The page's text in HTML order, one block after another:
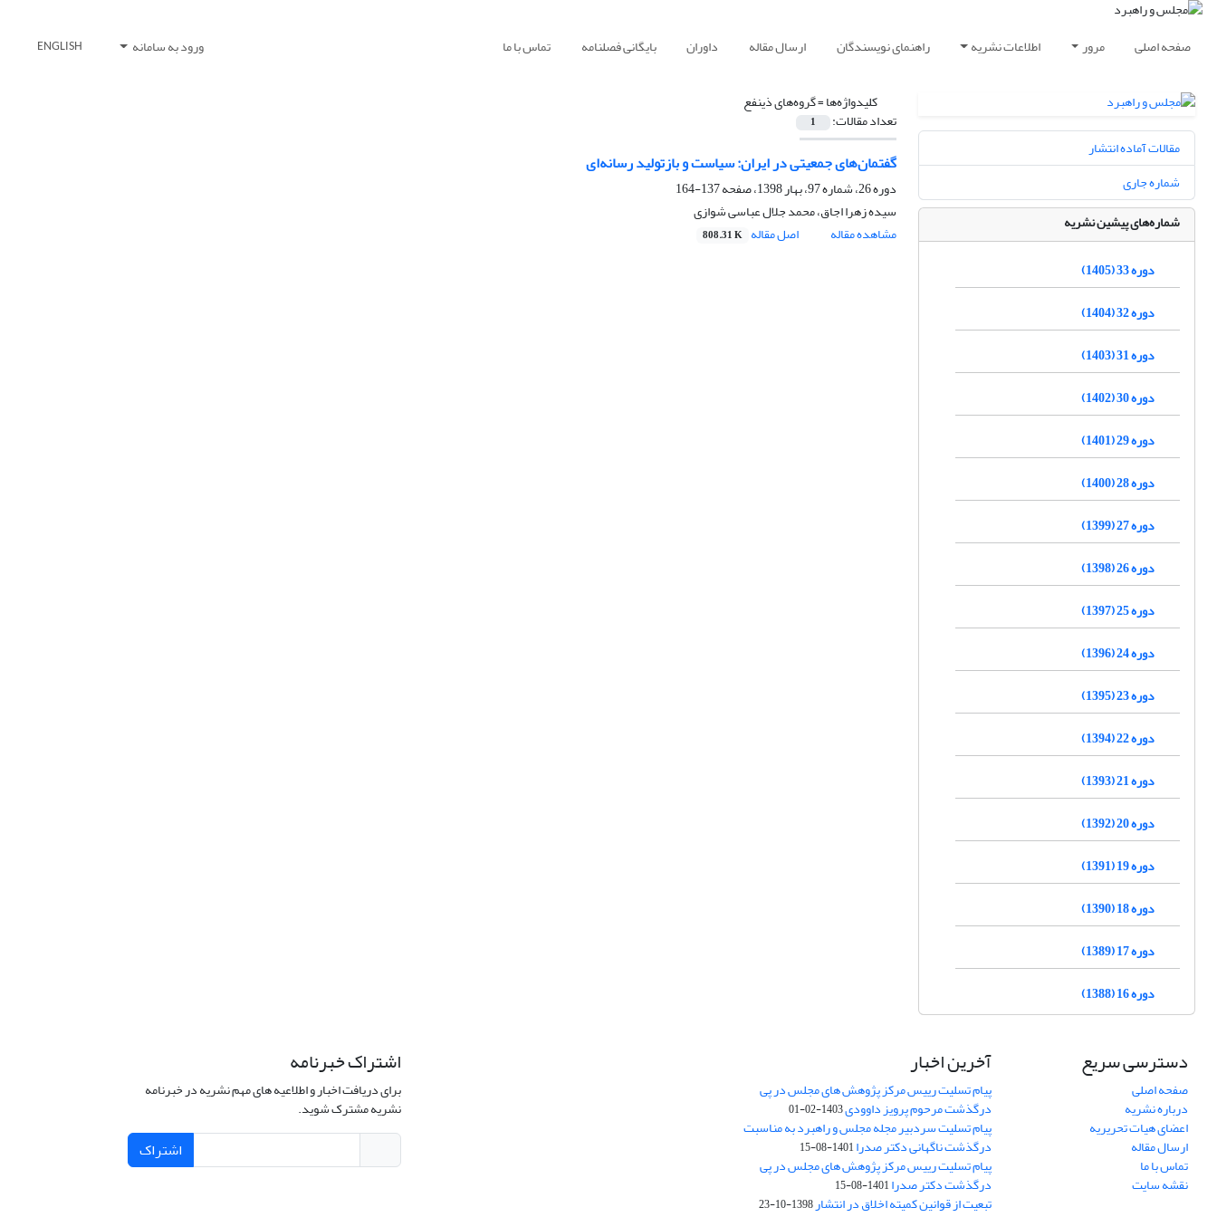
صفحه اصلی مرور اطلاعات نشریه راهنمای نویسندگان ارسال مقاله داوران بایگانی فصلنامه تماس با ما ورود به سامانه ENGLISH
کلیدواژه‌ها =گروه‌های ذینفع
تعداد مقالات: 1
گفتمان‌های جمعیتی در ایران: سیاست و بازتولید رسانه‌ای
دوره 26، شماره 97، بهار 1398، صفحه
137-164
سیده زهرا اجاق، محمد جلال عباسی شوازی
مشاهده مقاله
اصل مقاله 808.31 K
مقالات آماده انتشار
شماره جاری
شماره‌های پیشین نشریه
دوره 33 (1405)
دوره 32 (1404)
دوره 31 (1403)
دوره 30 (1402)
دوره 29 (1401)
دوره 28 (1400)
دوره 27 (1399)
دوره 26 (1398)
دوره 25 (1397)
دوره 24 (1396)
دوره 23 (1395)
دوره 22 (1394)
دوره 21 (1393)
دوره 20 (1392)
دوره 19 (1391)
دوره 18 (1390)
دوره 17 (1389)
دوره 16 (1388)
دسترسی سریع
صفحه اصلی
درباره نشریه
اعضای هیات تحریریه
ارسال مقاله
تماس با ما
نقشه سایت
آخرین اخبار
پیام تسلیت رییس مرکز پژوهش های مجلس در پی
درگذشت مرحوم پرویز داوودی1403-02-01
پیام تسلیت سردبیر مجله مجلس و راهبرد به مناسبت
درگذشت ناگهانی دکتر صدرا1401-08-15
پیام تسلیت رییس مرکز پژوهش های مجلس در پی
درگذشت دکتر صدرا1401-08-15
تبعیت از قوانین کمیته اخلاق در انتشار1398-10-23
اشتراک خبرنامه
برای دریافت اخبار و اطلاعیه های مهم نشریه در خبرنامه
نشریه مشترک شوید.
اشتراک